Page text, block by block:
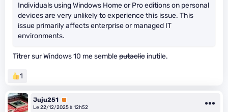
Individuals using Windows Home or Pro editions on personal
devices are very unlikely to experience this issue. This
issue primarily affects enterprise or managed IT
environments.
Titrer sur Windows 10 me sembleputaclic inutile.
1
Juju251 Premium
Le 22/12/2025 à 12h52